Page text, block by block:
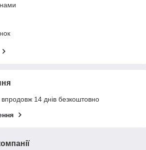
14 днів безкоштовно